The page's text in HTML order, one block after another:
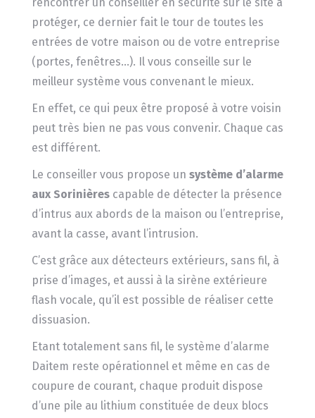
rencontrer un conseiller en sécurité sur le site à
protéger, ce dernier fait le tour de toutes les
entrées de votre maison ou de votre entreprise
(portes, fenêtres…). Il vous conseille sur le
meilleur système vous convenant le mieux.
En effet, ce qui peux être proposé à votre voisin
peut très bien ne pas vous convenir. Chaque cas
est différent.
Le conseiller vous propose un système d’alarme
aux Sorinièrescapable de détecter la présence
d’intrus aux abords de la maison ou l’entreprise,
avant la casse, avant l’intrusion.
C’est grâce aux détecteurs extérieurs, sans fil, à
prise d’images, et aussi à la sirène extérieure
flash vocale, qu’il est possible de réaliser cette
dissuasion.
Etant totalement sans fil, le système d’alarme
Daitem reste opérationnel et même en cas de
coupure de courant, chaque produit dispose
d’une pile au lithium constituée de deux blocs